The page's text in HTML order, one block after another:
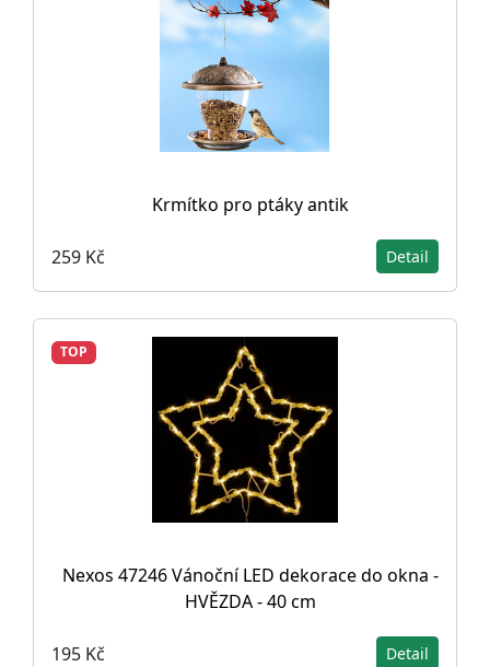
Krmítko pro ptáky antik
259 Kč Detail
TOP
Nexos 47246 Vánoční LED dekorace do okna -
HVĚZDA - 40 cm
195 Kč Detail